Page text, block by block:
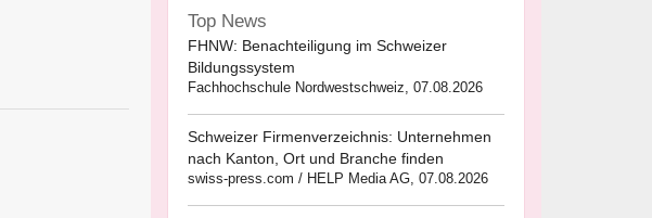
Top News
FHNW: Benachteiligung im Schweizer
Bildungssystem
Fachhochschule Nordwestschweiz, 07.08.2026
Schweizer Firmenverzeichnis: Unternehmen
nach Kanton, Ort und Branche finden
swiss-press.com / HELP Media AG, 07.08.2026